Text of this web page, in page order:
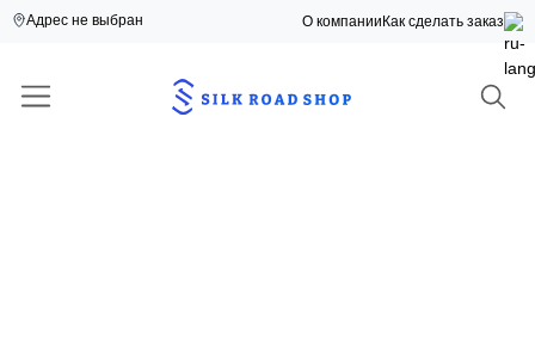
Адрес не выбран О компании Как сделать заказ